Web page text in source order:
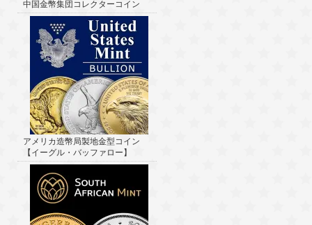
中国金幣集団コレクターコイン
アメリカ造幣局製地金型コイン
【イーグル・バッファロー】